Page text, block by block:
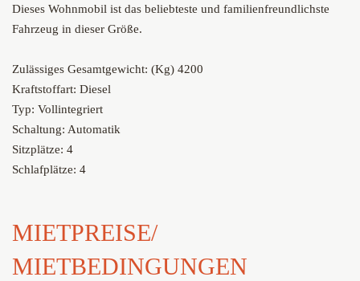
Dieses Wohnmobil ist das beliebteste und familienfreundlichste
Fahrzeug in dieser Größe.
Zulässiges Gesamtgewicht: (Kg) 4200
Kraftstoffart: Diesel
Typ: Vollintegriert
Schaltung: Automatik
Sitzplätze: 4
Schlafplätze: 4
MIETPREISE/
MIETBEDINGUNGEN